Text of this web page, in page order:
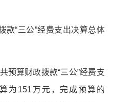
款“三公”经费支出决算总体
预算财政拨款“三公”经费支
为151万元，完成预算的